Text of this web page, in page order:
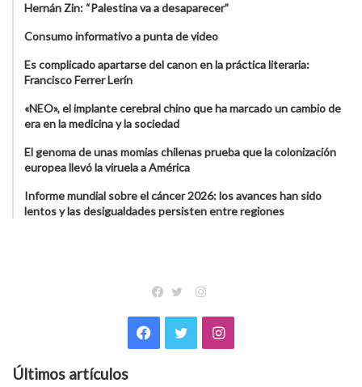
Hernán Zin: “Palestina va a desaparecer”
Consumo informativo a punta de video
Es complicado apartarse del canon en la práctica literaria:
Francisco Ferrer Lerín
«NEO», el implante cerebral chino que ha marcado un cambio de
era en la medicina y la sociedad
El genoma de unas momias chilenas prueba que la colonización
europea llevó la viruela a América
Informe mundial sobre el cáncer 2026: los avances han sido
lentos y las desigualdades persisten entre regiones
Instagram
Facebook
TwitterInstagram
Últimos artículos